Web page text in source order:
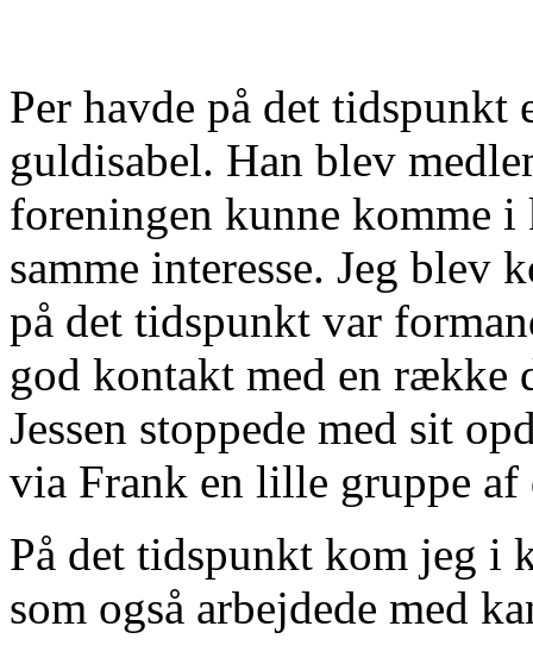
Per havde på det
guldisabel. Han blev
foreningen kunne komme
samme interesse. Jeg blev
på det tidspunkt var
god kontakt med en række
Jessen stoppede med sit
via Frank en lille gruppe af
På det tidspunkt kom jeg i
som også arbejdede med